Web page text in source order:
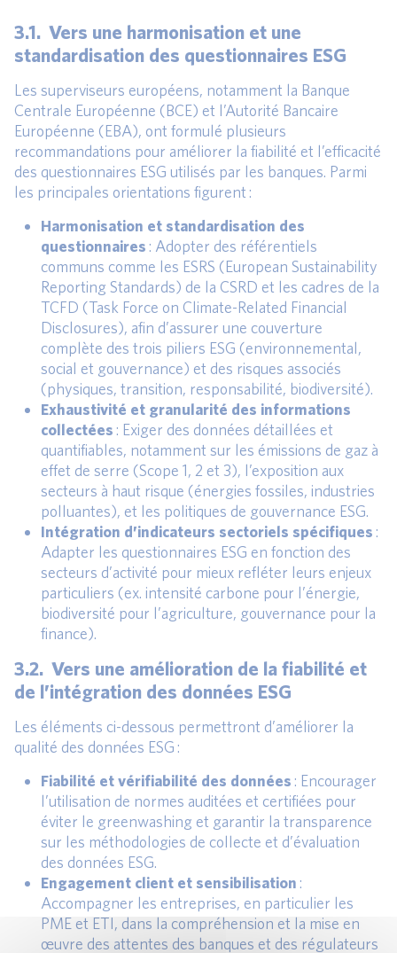
3.1. Vers une harmonisation et une
standardisation des questionnaires ESG
Les superviseurs européens, notamment la Banque
Centrale Européenne (BCE) et l’Autorité Bancaire
Européenne (EBA), ont formulé plusieurs
recommandations pour améliorer la fiabilité et l’efficacité
des questionnaires ESG utilisés par les banques. Parmi
les principales orientations figurent :
Harmonisation et standardisation des
questionnaires : Adopter des référentiels
communs comme les ESRS (European Sustainability
Reporting Standards) de la CSRD et les cadres de la
TCFD (Task Force on Climate-Related Financial
Disclosures), afin d’assurer une couverture
complète des trois piliers ESG (environnemental,
social et gouvernance) et des risques associés
(physiques, transition, responsabilité, biodiversité).
Exhaustivité et granularité des informations
collectées : Exiger des données détaillées et
quantifiables, notamment sur les émissions de gaz à
effet de serre (Scope 1, 2 et 3), l’exposition aux
secteurs à haut risque (énergies fossiles, industries
polluantes), et les politiques de gouvernance ESG.
Intégration d’indicateurs sectoriels spécifiques :
Adapter les questionnaires ESG en fonction des
secteurs d’activité pour mieux refléter leurs enjeux
particuliers (ex. intensité carbone pour l’énergie,
biodiversité pour l’agriculture, gouvernance pour la
finance).
3.2. Vers une amélioration de la fiabilité et
de l’intégration des données ESG
Les éléments ci-dessous permettront d’améliorer la
qualité des données ESG :
Fiabilité et vérifiabilité des données : Encourager
l’utilisation de normes auditées et certifiées pour
éviter le greenwashing et garantir la transparence
sur les méthodologies de collecte et d’évaluation
des données ESG.
Engagement client et sensibilisation :
Accompagner les entreprises, en particulier les
PME et ETI, dans la compréhension et la mise en
œuvre des attentes des banques et des régulateurs